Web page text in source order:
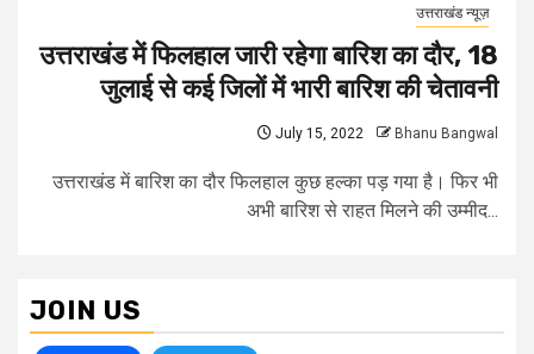
उत्तराखंड न्यूज़
उत्तराखंड में फिलहाल जारी रहेगा बारिश का दौर, 18
जुलाई से कई जिलों में भारी बारिश की चेतावनी
July 15, 2022 Bhanu Bangwal
उत्तराखंड में बारिश का दौर फिलहाल कुछ हल्का पड़ गया है। फिर भी
अभी बारिश से राहत मिलने की उम्मीद...
JOIN US